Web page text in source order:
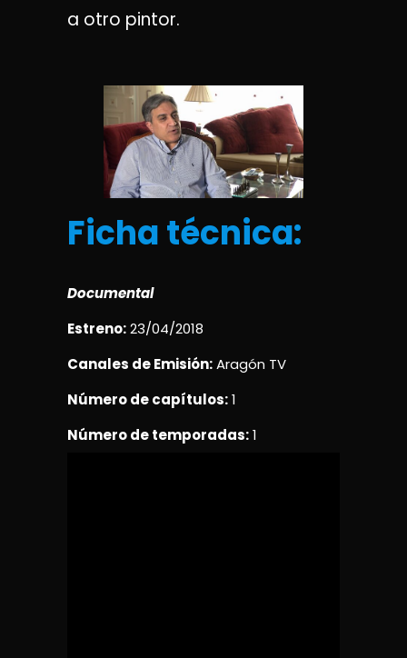
a otro pintor.
Ficha técnica:
Documental
Estreno:23/04/2018
Canales de Emisión:Aragón TV
Número de capítulos:1
Número de temporadas:1